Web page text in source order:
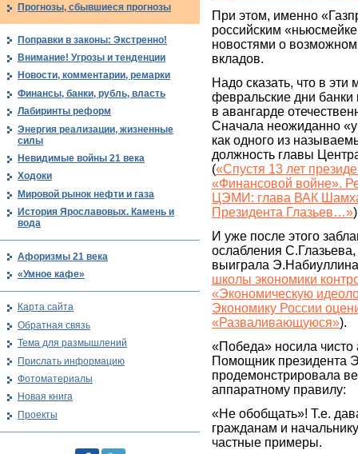
При этом, именно
российским
новостями о
вкладов.
Надо сказать, что в эти
февральские дни
в авангарде
Сначала неожиданно
как одного из
должность главы
(«Спустя 13 лет
«Финансовой войне».
ЦЭМИ: глава ВАК
Президента Глазьев…»
И уже после этого
ослабления
выиграла
школы экономики
«Экономическую
Экономику России
«Разваливающуюся»).
«Победа» носила чисто
Помощник президента
продемонстрировала
аппаратному правилу:
«Не обобщать»! Т.е.
гражданам и
частные примеры.
Прогнозы, сбывшиеся прогнозы
Поправки в законы: Экстренно!
Внимание! Угрозы и тенденции
Новости, комментарии, ремарки
Финансы, банки, рубль, власть
Лабиринты реформ
Энергия реализации, жизненные
силы
Невидимые войны 21 века
Ходоки
Мировой рынок нефти и газа
История Ярославовых. Камень и
вода
Афоризмы 21 века
«Умное кафе»
Карта сайта
Обратная связь
Тема для размышлений
Прислать информацию
Фотоматериалы
Новая книга
Проекты